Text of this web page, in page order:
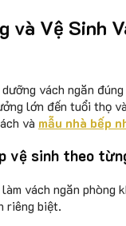
và Vệ Sinh
vách ngăn
lớn đến tuổi thọ
và mẫu nhà bếp
vệ sinh theo
vách ngăn phòng
riêng biệt.